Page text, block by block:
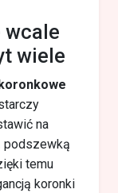
wcale
wiele
na
podszewką
temu
koronki